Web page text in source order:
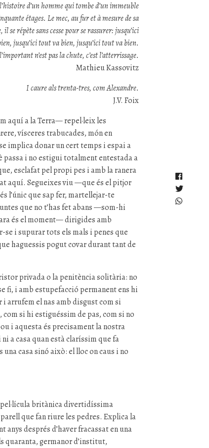
l’histoire d’un homme qui tombe d’un immeuble
étages. Le mec, au fur et à mesure de sa
il se répète sans cesse pour se rassurer: jusqu’ici
jusqu’ici tout va bien, jusqu’ici tout va bien.
n’est pas la chute, c’est l’atterrissage.
Mathieu Kassovitz
I caure als trenta-tres, com Alexandre.
J.V. Foix
aquí a la Terra— repel·leix les
vísceres trabucades, món en
implica donar un cert temps i espai a
passa i no estigui totalment entestada a
esclafat pel propi pes i amb la ranera
aquí. Segueixes viu —que és el pitjor
l’únic que sap fer, martellejar-te
que no t’has fet abans —som-hi
és el moment— dirigides amb
i supurar tots els mals i penes que
haguessis pogut covar durant tant de
privada o la penitència solitària: no
fi, i amb estupefacció permanent ens hi
arrufem el nas amb disgust com si
si hi estiguéssim de pas, com si no
i aquesta és precisament la nostra
a casa quan està claríssim que fa
casa sinó això: el lloc on caus i no
britànica divertidíssima
que fan riure les pedres. Explica la
després d’haver fracassat en una
quaranta, germanor d’institut,